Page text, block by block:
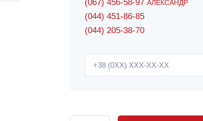
(067) 456-58-97 АЛЕКСАНДР
(044) 451-86-85
(044) 205-38-70